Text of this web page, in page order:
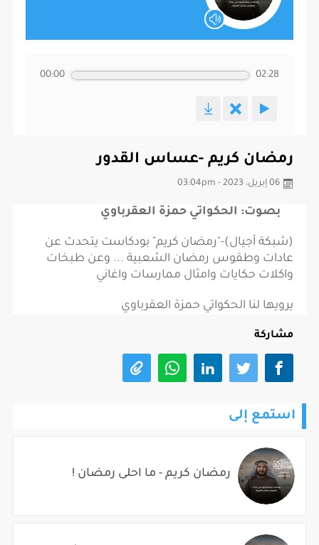
00:00 02:28
رمضان كريم -عساس القدور
06 إبريل، 2023 - 03:04pm
بصوت: الحكواتي حمزة العقرباوي
(شبكة أجيال)-"رمضان كريم" بودكاست يتحدث عن
عادات وطقوس رمضان الشعبية ... وعن طبخات
واكلات حكايات وامثال ممارسات واغاني
يرويها لنا الحكواتي حمزة العقرباوي
مشاركة
استمع إلى
رمضان كريم - ما احلى رمضان !